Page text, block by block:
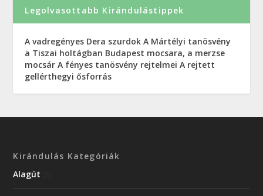
Legolvasottabb Kirándulástippek
A vadregényes Dera szurdok A Mártélyi tanösvény
a Tiszai holtágban Budapest mocsara, a merzse
mocsár A fényes tanösvény rejtelmei A rejtett
gellérthegyi ősforrás
Kirándulás Kategóriák
Alagút